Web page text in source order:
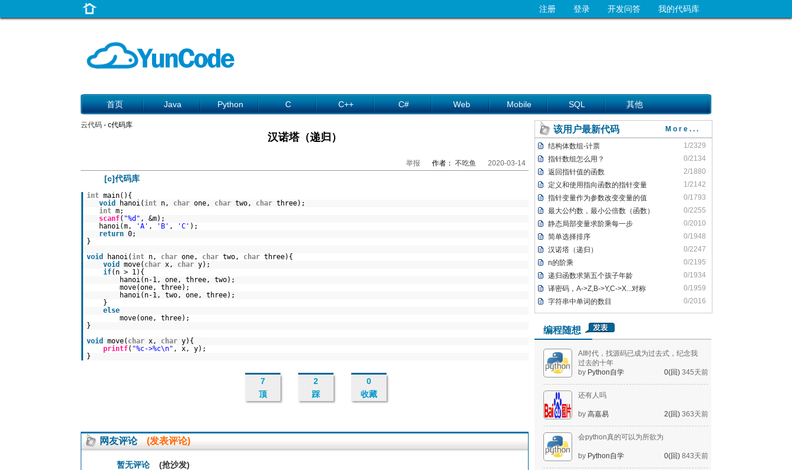
我的代码库
开发问答
登录
注册
首页 Java Python C C++ C# Web Mobile SQL 其他
该用户最新代码
More...
1/2329
结构体数组-计票
0/2134
指针数组怎么用？
2/1880
返回指针值的函数
1/2142
定义和使用指向函数的指针变量
0/1793
指针变量作为参数改变变量的值
0/2255
最大公约数，最小公倍数（函数）
0/2010
静态局部变量求阶乘每一步
0/1948
简单选择排序
0/2247
汉诺塔（递归）
0/2195
n的阶乘
0/1934
递归函数求第五个孩子年龄
0/1959
译密码，A->Z,B->Y,C->X...对称
0/2016
字符串中单词的数目
编程随想
AI时代，找源码已成为过去式，纪念我
过去的十年
by Python自学 0(回) 345天前
还有人吗
by 高嘉易 2(回) 363天前
会python真的可以为所欲为
by Python自学 0(回) 843天前
云代码 - c代码库
汉诺塔（递归）
2020-03-14
作者： 不吃鱼
举报
[c]代码库
int main(){
void
hanoi( int n, char one, char two, char three);
int m;
scanf( "%d" , &m);
hanoi(m,
'A' , 'B' , 'C' );
return 0;
}
void
hanoi( int n, char one, char two, char three){
void
move( char x, char y);
if(n > 1){
hanoi(n-1, one, three, two);
move(one, three);
hanoi(n-1, two, one, three);
}
else
move(one, three);
}
void
move( char x, char y){
printf( "%c->%c\n" , x, y);
}
7
顶
2
踩
0
收藏
网友评论 (发表评论)
暂无评论 (抢沙发)